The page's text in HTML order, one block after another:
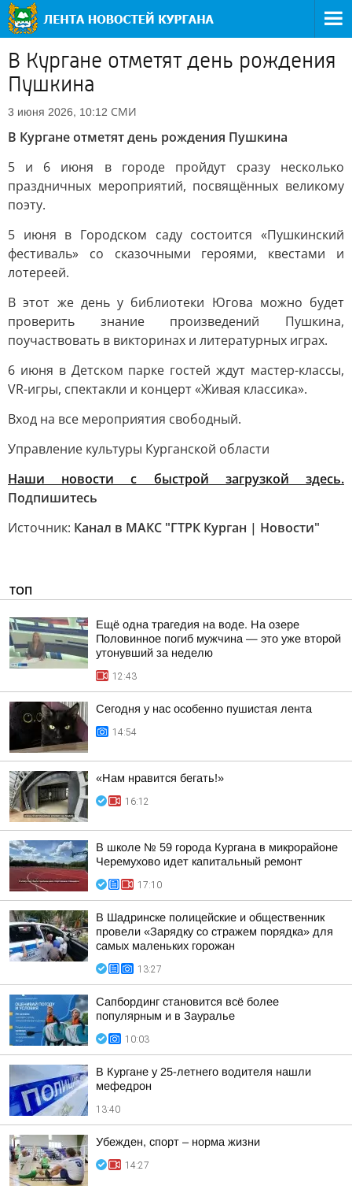
В Кургане отметят день рождения
Пушкина
3 июня 2026, 10:12 СМИ
В Кургане отметят день рождения Пушкина
5 и 6 июня в городе пройдут сразу несколько
праздничных мероприятий, посвящённых великому
поэту.
5 июня в Городском саду состоится «Пушкинский
фестиваль» со сказочными героями, квестами и
лотереей.
В этот же день у библиотеки Югова можно будет
проверить знание произведений Пушкина,
поучаствовать в викторинах и литературных играх.
6 июня в Детском парке гостей ждут мастер-классы,
VR-игры, спектакли и концерт «Живая классика».
Вход на все мероприятия свободный.
Управление культуры Курганской области
Наши новости с быстрой загрузкой здесь.
Подпишитесь
Источник: Канал в МАКС "ГТРК Курган | Новости"
ТОП
Ещё одна трагедия на воде. На озере
Половинное погиб мужчина — это уже второй
утонувший за неделю
12:43
Сегодня у нас особенно пушистая лента
14:54
«Нам нравится бегать!»
16:12
В школе № 59 города Кургана в микрорайоне
Черемухово идет капитальный ремонт
17:10
В Шадринске полицейские и общественник
провели «Зарядку со стражем порядка» для
самых маленьких горожан
13:27
Сапбординг становится всё более
популярным и в Зауралье
10:03
В Кургане у 25-летнего водителя нашли
мефедрон
13:40
Убежден, спорт – норма жизни
14:27